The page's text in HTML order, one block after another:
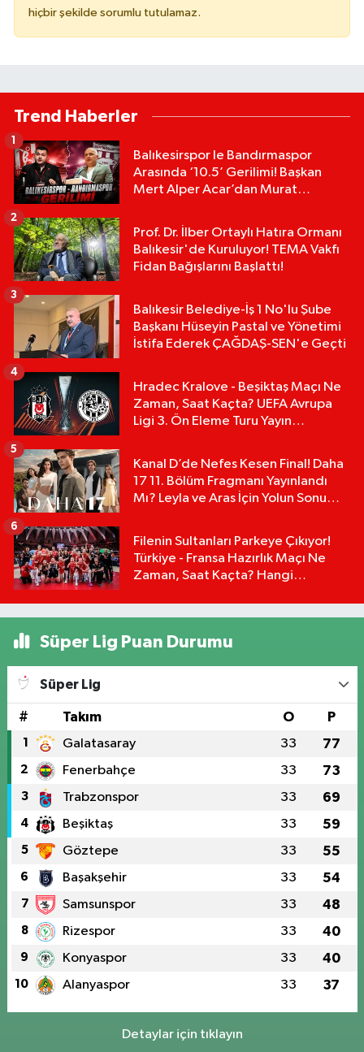
hiçbir şekilde sorumlu tutulamaz.
Trend Haberler
Balıkesirspor le Bandırmaspor
Arasında ‘10.5’ Gerilimi! Başkan
Mert Alper Acar’dan Murat
1
Prof. Dr. İlber Ortaylı Hatıra Ormanı
Balıkesir'de Kuruluyor! TEMA Vakfı
Fidan Bağışlarını Başlattı!
2
Balıkesir Belediye-İş 1 No'lu Şube
Başkanı Hüseyin Pastal ve Yönetimi
İstifa Ederek ÇAĞDAŞ-SEN'e Geçti
3
Hradec Kralove - Beşiktaş Maçı Ne
Zaman, Saat Kaçta? UEFA Avrupa
Ligi 3. Ön Eleme Turu Yayın
4
Kanal D’de Nefes Kesen Final! Daha
17 11. Bölüm Fragmanı Yayınlandı
Mı? Leyla ve Aras İçin Yolun Sonu
5
Filenin Sultanları Parkeye Çıkıyor!
Türkiye - Fransa Hazırlık Maçı Ne
Zaman, Saat Kaçta? Hangi
6
Süper Lig Puan Durumu
Süper Lig
# Takım O P
1 Galatasaray 33 77
2 Fenerbahçe 33 73
3 Trabzonspor 33 69
4 Beşiktaş 33 59
5 Göztepe 33 55
6 Başakşehir 33 54
7 Samsunspor 33 48
8 Rizespor 33 40
9 Konyaspor 33 40
10 Alanyaspor 33 37
Detaylar için tıklayın